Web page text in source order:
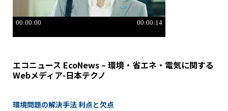
エコニュース EcoNews – 環境・省エネ・電気に関する
Webメディア-日本テクノ
環境問題の解決手法 利点と欠点